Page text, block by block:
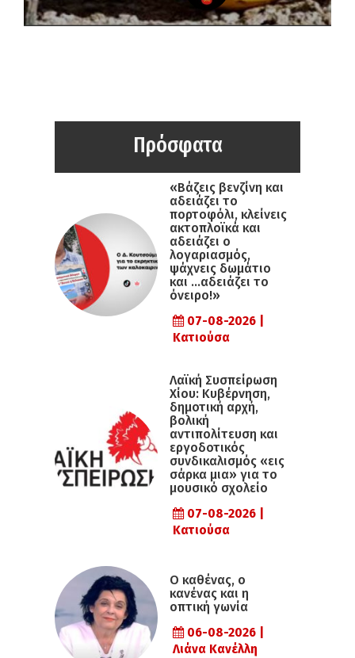
Πρόσφατα
«Βάζεις βενζίνη και
αδειάζει το
πορτοφόλι, κλείνεις
ακτοπλοϊκά και
αδειάζει ο
λογαριασμός,
ψάχνεις δωμάτιο
και …αδειάζει το
όνειρο!»
07-08-2026 |
Κατιούσα
Λαϊκή Συσπείρωση
Χίου: Κυβέρνηση,
δημοτική αρχή,
βολική
αντιπολίτευση και
εργοδοτικός
συνδικαλισμός «εις
σάρκα μια» για το
μουσικό σχολείο
07-08-2026 |
Κατιούσα
Ο καθένας, ο
κανένας και η
οπτική γωνία
06-08-2026 |
Λιάνα Κανέλλη